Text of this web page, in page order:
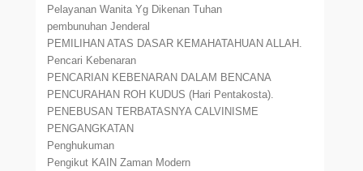
Pelayanan Wanita Yg Dikenan Tuhan
pembunuhan Jenderal
PEMILIHAN ATAS DASAR KEMAHATAHUAN ALLAH.
Pencari Kebenaran
PENCARIAN KEBENARAN DALAM BENCANA
PENCURAHAN ROH KUDUS (Hari Pentakosta).
PENEBUSAN TERBATASNYA CALVINISME
PENGANGKATAN
Penghukuman
Pengikut KAIN Zaman Modern